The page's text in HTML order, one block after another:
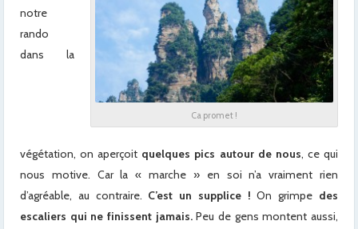
Ca promet !
notre
rando
dans la
végétation, on aperçoit quelques pics autour de nous, ce qui
nous motive. Car la « marche » en soi n’a vraiment rien
d’agréable, au contraire. C’est un supplice ! On grimpe des
escaliers qui ne finissent jamais.Peu de gens montent aussi,